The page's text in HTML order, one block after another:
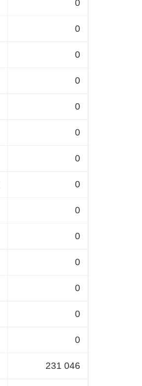
0
0
0
0
0
0
0
0
0
0
0
0
0
0
231 046